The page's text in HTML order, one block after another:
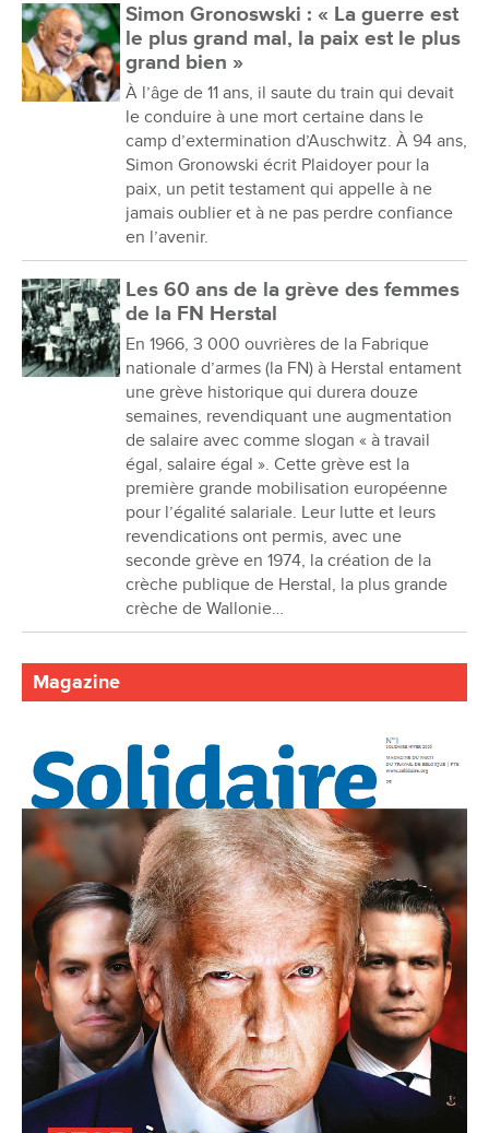
Simon Gronoswski : « La guerre est
le plus grand mal, la paix est le plus
grand bien »
À l’âge de 11 ans, il saute du train qui devait
le conduire à une mort certaine dans le
camp d’extermination d’Auschwitz. À 94 ans,
Simon Gronowski écrit Plaidoyer pour la
paix, un petit testament qui appelle à ne
jamais oublier et à ne pas perdre confiance
en l’avenir.
Les 60 ans de la grève des femmes
de la FN Herstal
En 1966, 3 000 ouvrières de la Fabrique
nationale d’armes (la FN) à Herstal entament
une grève historique qui durera douze
semaines, revendiquant une augmentation
de salaire avec comme slogan « à travail
égal, salaire égal ». Cette grève est la
première grande mobilisation européenne
pour l’égalité salariale. Leur lutte et leurs
revendications ont permis, avec une
seconde grève en 1974, la création de la
crèche publique de Herstal, la plus grande
crèche de Wallonie…
Magazine